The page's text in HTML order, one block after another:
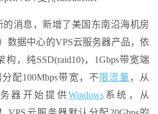
的消息，新增了美国东南沿海机房
数据中心的VPS云服务器产品，依
构，纯SSD(raid10)，1Gbps带宽端
配100Mbps带宽，不 限流量 ，从
器开始提供Windows系统，从